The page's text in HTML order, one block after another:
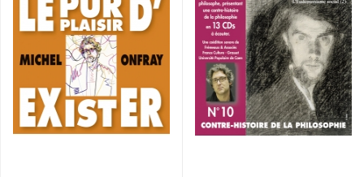
vertus politiques 5’16, 16. Promouvoir une politique de la
chance 3’08
CD2 - Questions des auditeurs de la conférence : 1.
Première question 9’59, 2. Deuxième question (1) 4’20, 3.
Deuxième question (2) 5’36, 4. Deuxième question (3)
6’50, 5. Troisième question 8’11, 6. Quatrième question
3’42, 7. Cinquième question 1’47
Droits : Frémeaux & Associés - La Librairie sonore
(philosophie, livre audio, cours en direct, conférence